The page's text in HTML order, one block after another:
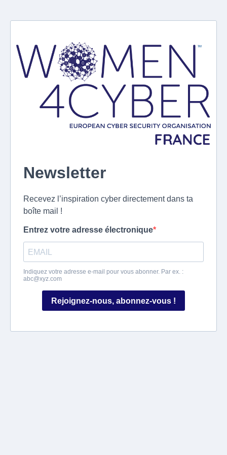
Newsletter
Recevez l’inspiration cyber directement dans ta
boîte mail !
Entrez votre adresse électronique
Indiquez votre adresse e-mail pour vous abonner. Par ex. :
abc@xyz.com
Rejoignez-nous, abonnez-vous !